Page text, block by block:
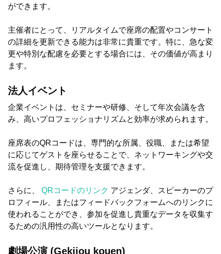
ができます。
主催者にとって、リアルタイムで座席の配置やコンサート
の詳細を更新できる能力は非常に貴重です。特に、急な変
更や特別な配慮を必要とする場合には、その価値が高まり
ます。
法人イベント
企業イベントは、セミナーや研修、そして年次会議を含
み、高いプロフェッショナリズムと効率が求められます。
座席表のQRコードは、専門的な所属、役職、または希望
に応じてゲストを座らせることで、ネットワーキングや交
流を促進し、期待管理を支援できます。
さらに、 QRコードのリンク アジェンダ、スピーカーのプ
ロフィール、またはフィードバックフォームへのリンクに
使われることができ、参加を促進し貴重なデータを収集す
るための汎用性の高いツールとなります。
劇場公演 (Gekijou kouen)